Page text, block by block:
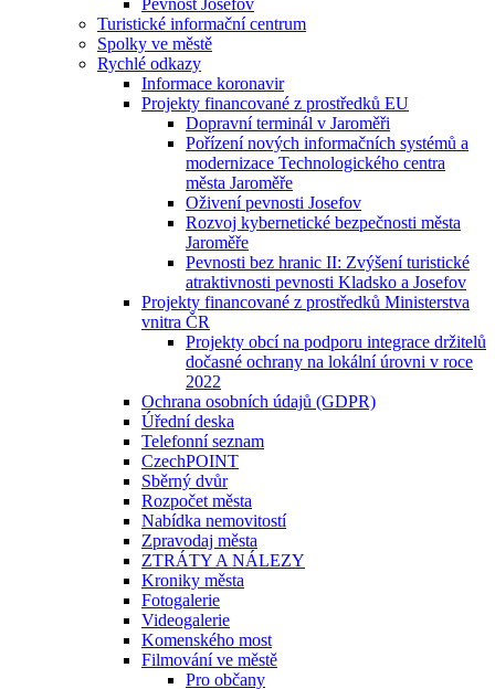
Pevnost Josefov
Turistické informační centrum
Spolky ve městě
Rychlé odkazy
Informace koronavir
Projekty financované z prostředků EU
Dopravní terminál v Jaroměři
Pořízení nových informačních systémů a
modernizace Technologického centra
města Jaroměře
Oživení pevnosti Josefov
Rozvoj kybernetické bezpečnosti města
Jaroměře
Pevnosti bez hranic II: Zvýšení turistické
atraktivnosti pevnosti Kladsko a Josefov
Projekty financované z prostředků Ministerstva
vnitra ČR
Projekty obcí na podporu integrace držitelů
dočasné ochrany na lokální úrovni v roce
2022
Ochrana osobních údajů (GDPR)
Úřední deska
Telefonní seznam
CzechPOINT
Sběrný dvůr
Rozpočet města
Nabídka nemovitostí
Zpravodaj města
ZTRÁTY A NÁLEZY
Kroniky města
Fotogalerie
Videogalerie
Komenského most
Filmování ve městě
Pro občany